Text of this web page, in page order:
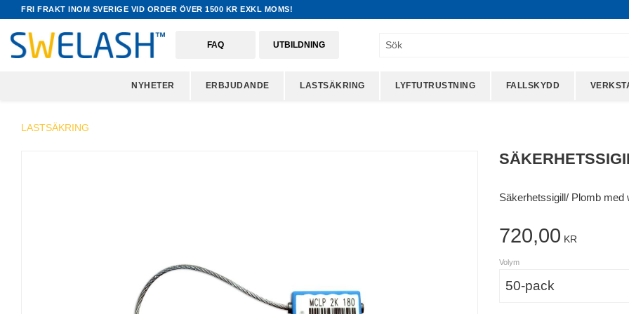
FRI FRAKT INOM SVERIGE VID ORDER ÖVER 1500 KR EXKL MOMS!
FAQ UTBILDNING
NYHETER ERBJUDANDE LASTSÄKRING LYFTUTRUSTNING FALLSKYDD
LASTSÄKRING
Säkerhetssigill/ Plomb med
720,00 KR
Volym